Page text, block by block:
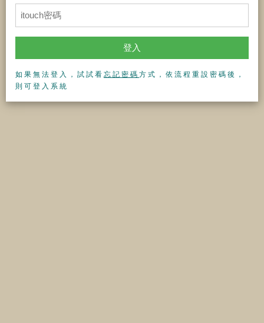
登入
如果無法登入，試試看 忘記密碼 方式，依流程重設密碼後，
則可登入系統